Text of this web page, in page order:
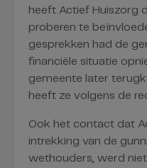
heeft Actief Huiszorg
proberen te
gesprekken had de
financiële situatie
gemeente later
heeft ze volgens de
Ook het contact dat
intrekking van de
wethouders, werd